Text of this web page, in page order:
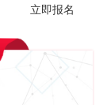
立即报名